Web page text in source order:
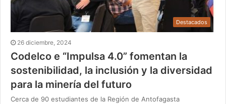
Destacados
26 diciembre, 2024
Codelco e “Impulsa 4.0” fomentan la
sostenibilidad, la inclusión y la diversidad
para la minería del futuro
Cerca de 90 estudiantes de la Región de Antofagasta